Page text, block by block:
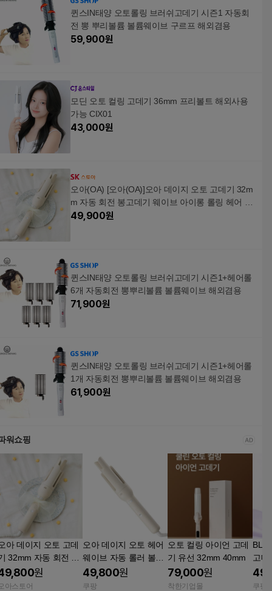
퀸스IN태양 오토롤링 브러쉬고데기 시즌1 자동회
전 뽕 뿌리볼륨 볼륨웨이브 구르프 해외겸용
59,900원
모딘 오토 컬링 고데기 36mm 프리볼트 해외사용
가능 CIX01
43,000원
오아(OA) [오아(OA)]오아 데이지 오토 고데기 32m
m 자동 회전 봉고데기 웨이브 아이롱 롤링 헤어 고
대기
49,900원
퀸스IN태양 오토롤링 브러쉬고데기 시즌1+헤어롤
6개 자동회전 뽕뿌리볼륨 볼륨웨이브 해외겸용
71,900원
퀸스IN태양 오토롤링 브러쉬고데기 시즌1+헤어롤
1개 자동회전 뽕뿌리볼륨 볼륨웨이브 해외겸용
61,900원
워쇼핑
아 데이지 오토 고데
32mm 자동 회전 봉
데기 웨이브 아이롱
링 헤어 고대기
원
아스토어
오아 데이지 오토 헤어
웨이브 자동 롤러 볼륨
고데기 32mm OSTR-0
07IV 아이보리 셀프 스
49,800원
쿠팡
오토 컬링 아이언 고데
기 유선 32mm 40mm
79,000원
착한기업몰
고데
도조
브
쿠팡